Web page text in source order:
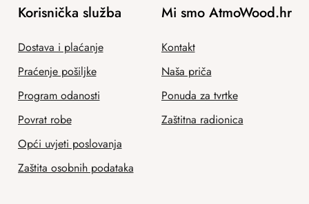
Korisnička služba
Dostava i plaćanje
Praćenje pošiljke
Program odanosti
Povrat robe
Opći uvjeti poslovanja
Zaštita osobnih podataka
Mi smo AtmoWood.hr
Kontakt
Naša priča
Ponuda za tvrtke
Zaštitna radionica